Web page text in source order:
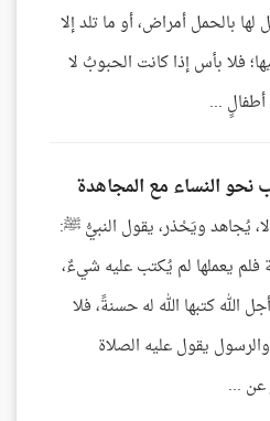
بالحمل أمراض، أو ما تلد إلا
فلا بأس إذا كانت الحبوبُ لا
أطفالٍ ...
نحو النساء مع المجاهدة
يُجاهد ويَحْذر، يقول النبيُّ ﷺ:
فلم يعملها لم يُكتب عليه شيءٌ،
الله كتبها الله له حسنةً، فلا
والرسول يقول عليه الصلاة
عن ...